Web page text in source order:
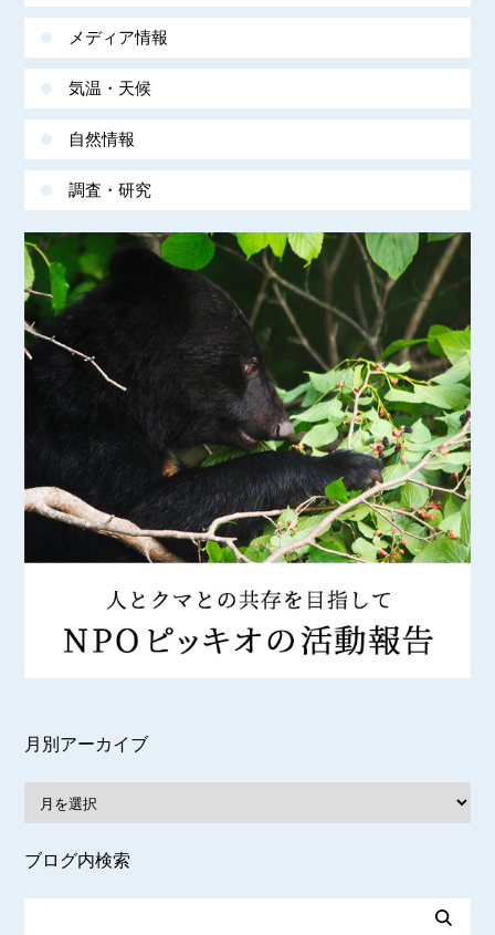
メディア情報
気温・天候
自然情報
調査・研究
月別アーカイブ
ブログ内検索